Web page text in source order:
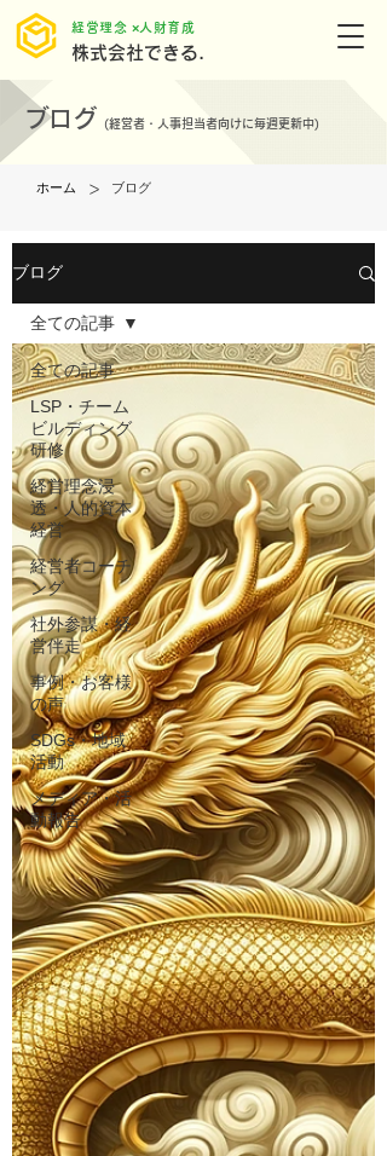
株式会社できる.
​経営理念 ×人財育成
ブログ (経営者・人事担当者向けに毎週更新中)
ホーム > ブログ
ブログ
全ての記事
LSP・チーム
ビルディング
研修
経営理念浸
透・人的資本
経営
経営者コーチ
ング
社外参謀・経
営伴走
事例・お客様
の声
SDGs・地域
活動
メディア・活
動報告
全ての記事